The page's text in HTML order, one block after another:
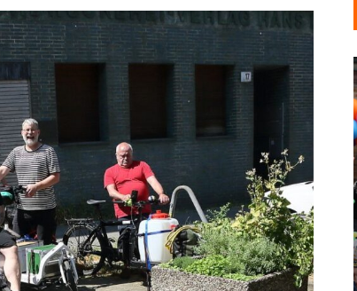
INDUSTRIELLER CHIC: WIE
KUNSTSTOFFFENSTER DEN
LOFT-STIL IN IHREM
EINFAMILIENHAUS
UNTERSTÜTZEN